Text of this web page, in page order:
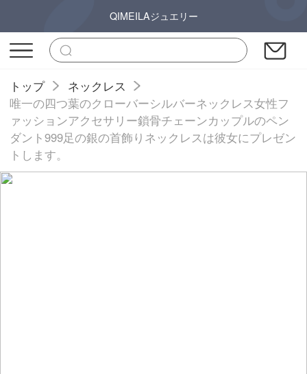
QIMEILAジュエリー
トップ
ネックレス
唯一の四つ葉のクローバーシルバーネックレス女性フ
ァッションアクセサリー鎖骨チェーンカップルのペン
ダント999足の銀の首飾りネックレスは彼女にプレゼン
トします。